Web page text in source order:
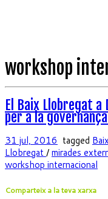
workshop
El Baix Llobregat
per a la
31 jul, 2016 tagged
Llobregat/mirades
workshop internacional
Comparteix a la teva xarxa